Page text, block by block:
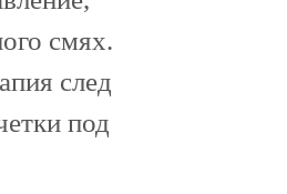
смях.
след
под